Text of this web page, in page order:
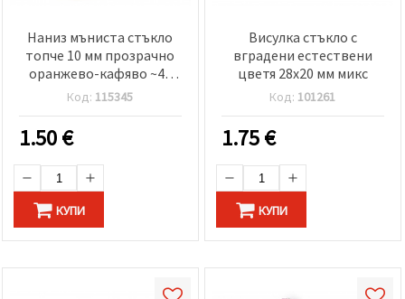
Наниз мъниста стъкло
топче 10 мм прозрачно
оранжево-кафяво ~40
броя
Код: 115345
1.50€
КУПИ
Висулка стъкло с
вградени естествени
цветя 28x20 мм микс
Код: 101261
1.75€
КУПИ